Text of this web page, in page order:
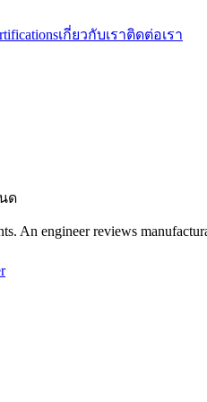
เกี่ยวกับเราติดต่อเรา
ด
An engineer reviews